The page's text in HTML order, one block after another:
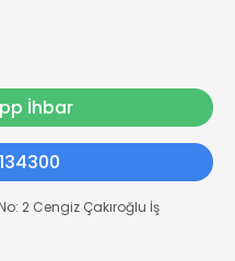
İhbar
2 Cengiz Çakıroğlu İş